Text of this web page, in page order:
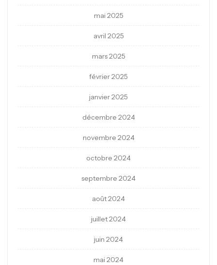
mai 2025
avril 2025
mars 2025
février 2025
janvier 2025
décembre 2024
novembre 2024
octobre 2024
septembre 2024
août 2024
juillet 2024
juin 2024
mai 2024